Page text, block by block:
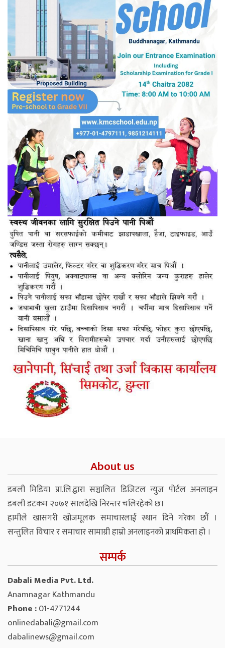
About us
डबली मिडिया प्रा.लि.द्वारा सञ्चालित डिजिटल न्युज पोर्टल अनलाइन
डबली डटकम २०७१ सालदेखि निरन्तर चलिरहेको छ।
हामीले खासगरी खोजमूलक समाचारलाई स्थान दिने गरेका छौं ।
सन्तुलित विचार र समाचार सामाग्री हाम्रो अनलाइनको प्राथमिकता हो ।
सम्पर्क
Dabali Media Pvt. Ltd.
Anamnagar Kathmandu
Phone :01-4771244
onlinedabali@gmail.com
dabalinews@gmail.com